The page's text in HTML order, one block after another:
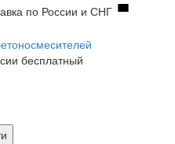
по России и СНГ
бесплатный